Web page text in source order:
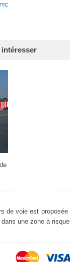
de voie est
une zone à